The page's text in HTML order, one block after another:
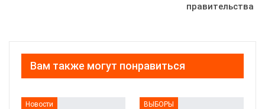
правительства
Вам также могут понравиться
Новости ВЫБОРЫ